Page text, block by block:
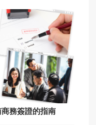
務簽證的指南